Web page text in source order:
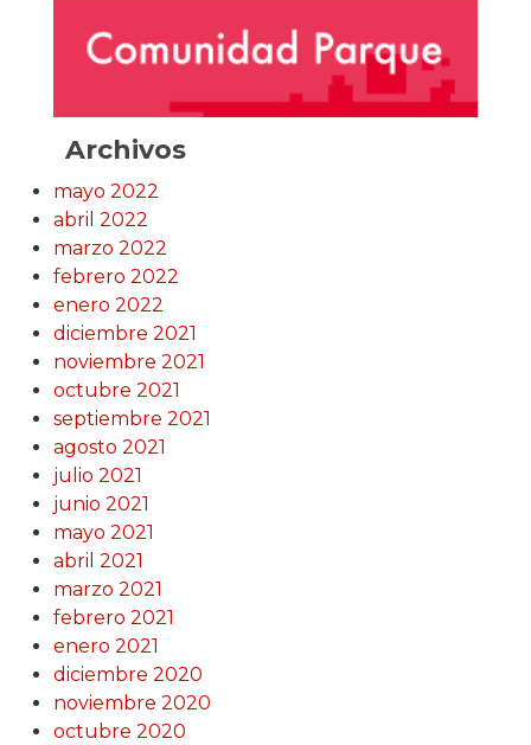
Archivos
mayo 2022
abril 2022
marzo 2022
febrero 2022
enero 2022
diciembre 2021
noviembre 2021
octubre 2021
septiembre 2021
agosto 2021
julio 2021
junio 2021
mayo 2021
abril 2021
marzo 2021
febrero 2021
enero 2021
diciembre 2020
noviembre 2020
octubre 2020